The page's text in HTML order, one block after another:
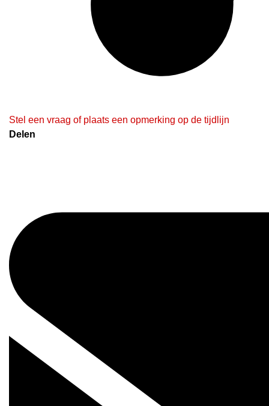
Stel een vraag of plaats een opmerking op de tijdlijn
Delen